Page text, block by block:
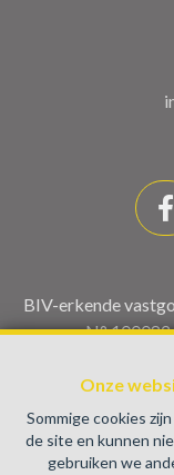
Onze
Sommige cookies
de site en kunnen
gebruiken we
BIV-erkende
N°
Beroepinstituut
16B - 1000
BA en borgstelling